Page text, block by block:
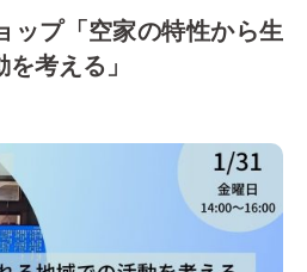
ップ「空家の特性から生
考える」